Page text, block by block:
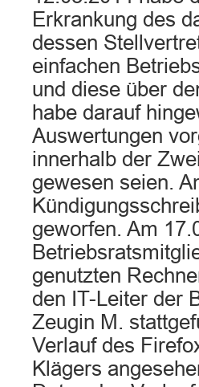
Erkrankung des
dessen
einfachen
und diese über
habe darauf
Auswertungen
innerhalb der
gewesen seien.
geworfen. Am
genutzten
den IT-Leiter der
Zeugin M.
Verlauf des
Klägers